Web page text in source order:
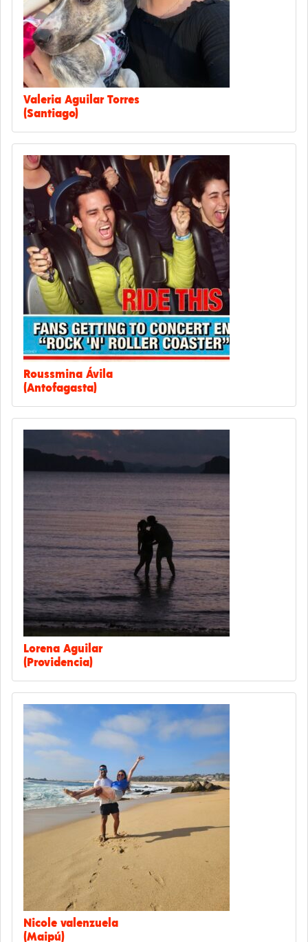
Valeria Aguilar Torres
(Santiago)
Roussmina Ávila
(Antofagasta)
Lorena Aguilar
(Providencia)
Nicole valenzuela
(Maipú)